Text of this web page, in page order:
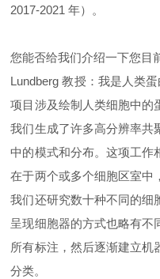
2017-2021 年）。
您能否给我们介绍一下您目
Lundberg 教授：我是人类
项目涉及绘制人类细胞中的
我们生成了许多高分辨率共
中的模式和分布。这项工作
在于两个或多个细胞区室中
我们还研究数十种不同的细
呈现细胞器的方式也略有不
所有标注，然后逐渐建立机
分类。